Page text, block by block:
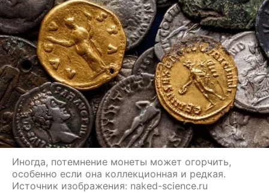
Иногда, потемнение монеты может огорчить,
особенно если она коллекционная и редкая.
Источник изображения: naked-science.ru